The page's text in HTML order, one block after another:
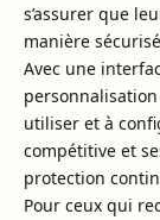
s’assurer que
manière
Avec une
utiliser et à
compétitive et
protection
Pour ceux qui